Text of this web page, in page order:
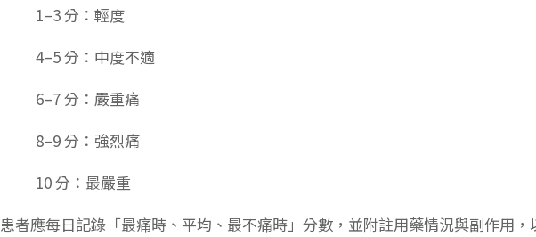
1–3分：輕度
4–5分：中度不適
6–7分：嚴重痛
8–9分：強烈痛
10分：最嚴重
患者應每日記錄「最痛時、平均、最不痛時」分數，並附註用藥情況與副作用，